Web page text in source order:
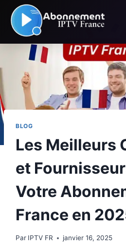
BLOG
Les Meilleurs
et
Votre
France en
Par IPTV FR janvier 16, 2025